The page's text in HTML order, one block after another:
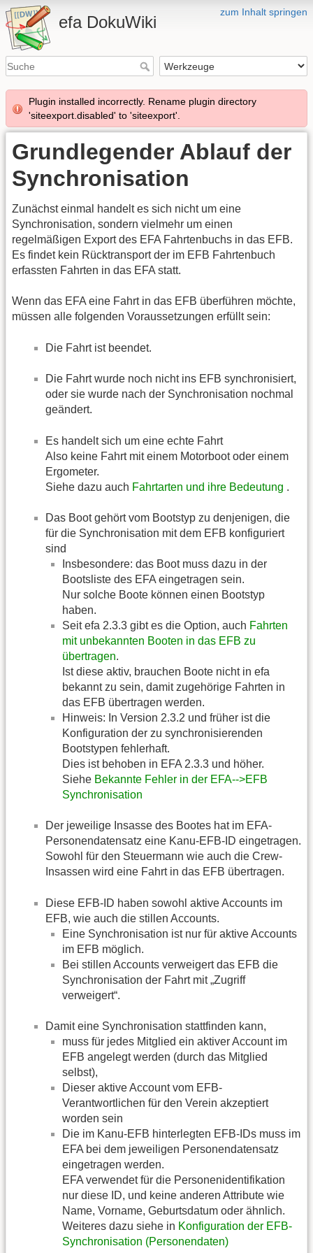
zum Inhalt springen
efa DokuWiki
Plugin installed incorrectly. Rename plugin directory
'siteexport.disabled' to 'siteexport'.
Grundlegender Ablauf der
Synchronisation
Zunächst einmal handelt es sich nicht um eine
Synchronisation, sondern vielmehr um einen
regelmäßigen Export des EFA Fahrtenbuchs in das EFB.
Es findet kein Rücktransport der im EFB Fahrtenbuch
erfassten Fahrten in das EFA statt.
Wenn das EFA eine Fahrt in das EFB überführen möchte,
müssen alle folgenden Voraussetzungen erfüllt sein:
Die Fahrt ist beendet.
Die Fahrt wurde noch nicht ins EFB synchronisiert,
oder sie wurde nach der Synchronisation nochmal
geändert.
Es handelt sich um eine echte Fahrt
Also keine Fahrt mit einem Motorboot oder einem
Ergometer.
Siehe dazu auch Fahrtarten und ihre Bedeutung .
Das Boot gehört vom Bootstyp zu denjenigen, die
für die Synchronisation mit dem EFB konfiguriert
sind
Insbesondere: das Boot muss dazu in der
Bootsliste des EFA eingetragen sein.
Nur solche Boote können einen Bootstyp
haben.
Seit efa 2.3.3 gibt es die Option, auch Fahrten
mit unbekannten Booten in das EFB zu
übertragen.
Ist diese aktiv, brauchen Boote nicht in efa
bekannt zu sein, damit zugehörige Fahrten in
das EFB übertragen werden.
Hinweis: In Version 2.3.2 und früher ist die
Konfiguration der zu synchronisierenden
Bootstypen fehlerhaft.
Dies ist behoben in EFA 2.3.3 und höher.
Siehe Bekannte Fehler in der EFA-->EFB
Synchronisation
Der jeweilige Insasse des Bootes hat im EFA-
Personendatensatz eine Kanu-EFB-ID eingetragen.
Sowohl für den Steuermann wie auch die Crew-
Insassen wird eine Fahrt in das EFB übertragen.
Diese EFB-ID haben sowohl aktive Accounts im
EFB, wie auch die stillen Accounts.
Eine Synchronisation ist nur für aktive Accounts
im EFB möglich.
Bei stillen Accounts verweigert das EFB die
Synchronisation der Fahrt mit „Zugriff
verweigert“.
Damit eine Synchronisation stattfinden kann,
muss für jedes Mitglied ein aktiver Account im
EFB angelegt werden (durch das Mitglied
selbst),
Dieser aktive Account vom EFB-
Verantwortlichen für den Verein akzeptiert
worden sein
Die im Kanu-EFB hinterlegten EFB-IDs muss im
EFA bei dem jeweiligen Personendatensatz
eingetragen werden.
EFA verwendet für die Personenidentifikation
nur diese ID, und keine anderen Attribute wie
Name, Vorname, Geburtsdatum oder ähnlich.
Weiteres dazu siehe in Konfiguration der EFB-
Synchronisation (Personendaten)